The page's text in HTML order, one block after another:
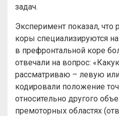
задач.
Эксперимент показал, что
коры специализируются
в префронтальной коре
отвечали на вопрос:
рассматриваю – левую
кодировали положение
относительно другого
премоторных областях